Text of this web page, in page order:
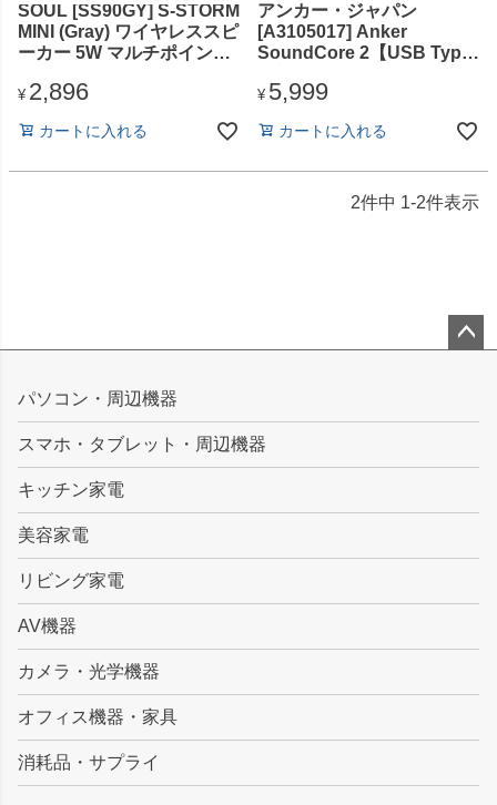
SOUL [SS90GY] S-STORM
MINI (Gray) ワイヤレススピ
ーカー 5W マルチポイント
¥ 2,896
カートに入れる
アンカー・ジャパン
[A3105017] Anker
SoundCore 2【USB Type-
¥ 5,999
カートに入れる
2件中 1-2件表示
ップ
パソコン・周辺機器
スマホ・タブレット・周辺機器
キッチン家電
美容家電
リビング家電
AV機器
カメラ・光学機器
オフィス機器・家具
消耗品・サプライ